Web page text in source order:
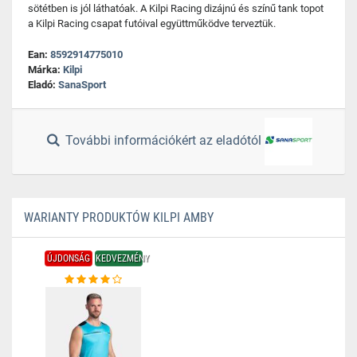
sötétben is jól láthatóak. A Kilpi Racing dizájnú és színű tank topot
a Kilpi Racing csapat futóival együttműködve terveztük.
Ean: 8592914775010
Márka: Kilpi
Eladó: SanaSport
További információkért az eladótól
WARIANTY PRODUKTÓW KILPI AMBY
ÚJDONSÁG KEDVEZMÉNY